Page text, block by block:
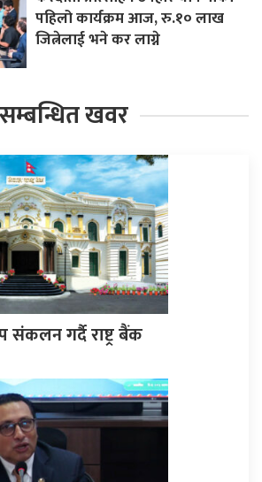
पहिलो कार्यक्रम आज, रु.१० लाख
जित्नेलाई भने कर लाग्ने
सम्बन्धित खवर
संकलन गर्दै राष्ट्र बैंक